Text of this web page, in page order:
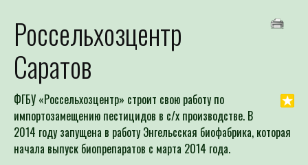
Россельхозцентр
Саратов
ФГБУ «Россельхозцентр» строит свою работу по
импортозамещению пестицидов в с/х производстве. В
2014 году запущена в работу Энгельсская биофабрика, которая
начала выпуск биопрепаратов с марта 2014 года.